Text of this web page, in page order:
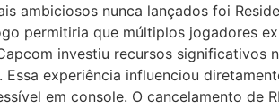
ambiciosos nunca lançados foi
permitiria que múltiplos jogadores
investiu recursos significativos
experiência influenciou
em console. O cancelamento de